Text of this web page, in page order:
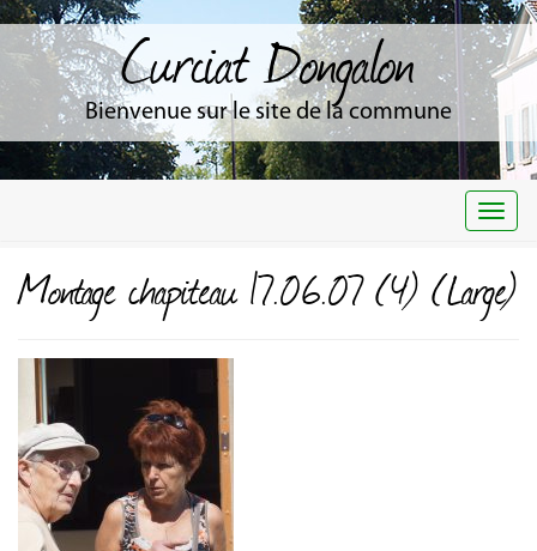
Curciat Dongalon
Bienvenue sur le site de la commune
Montage chapiteau 17.06.07 (4) (Large)